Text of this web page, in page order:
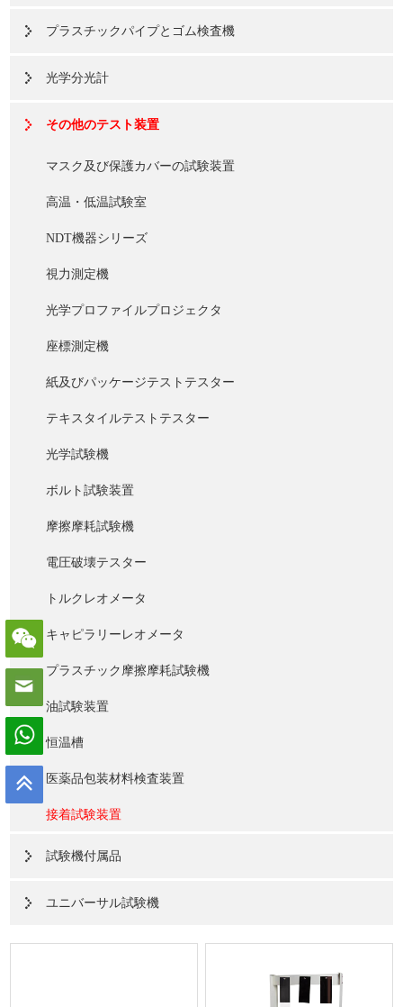
プラスチックパイプとゴム検査機
光学分光計
その他のテスト装置
マスク及び保護カバーの試験装置
高温・低温試験室
NDT機器シリーズ
視力測定機
光学プロファイルプロジェクタ
座標測定機
紙及びパッケージテストテスター
テキスタイルテストテスター
光学試験機
ボルト試験装置
摩擦摩耗試験機
電圧破壊テスター
トルクレオメータ
キャピラリーレオメータ
プラスチック摩擦摩耗試験機
油試験装置
恒温槽
医薬品包装材料検査装置
接着試験装置
試験機付属品
ユニバーサル試験機